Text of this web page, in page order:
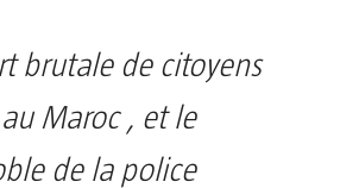
brutale de citoyens
Maroc , et le
de la police